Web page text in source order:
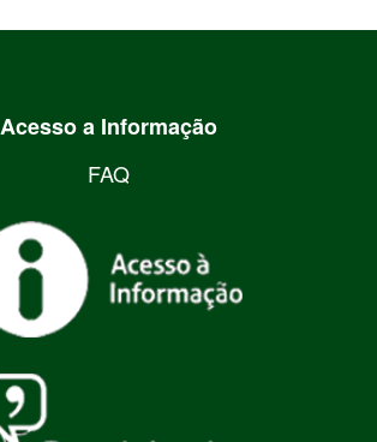
Acesso a Informação
FAQ